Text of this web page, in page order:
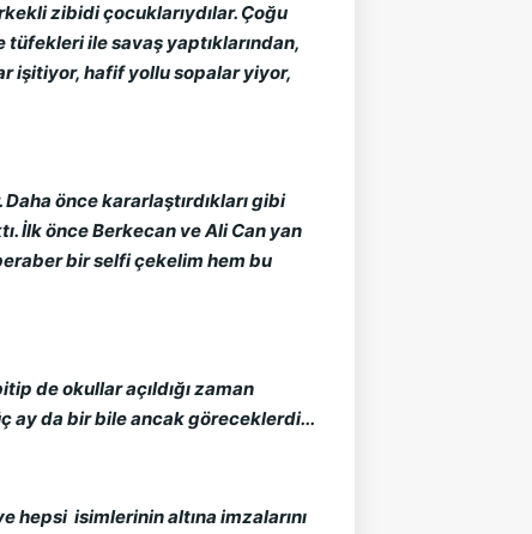
zibidi çocuklarıydılar. Çoğu
tüfekleri ile savaş yaptıklarından,
işitiyor, hafif yollu sopalar yiyor,
önce kararlaştırdıkları gibi
İlk önce Berkecan ve Ali Can yan
bir selfi çekelim hem bu
de okullar açıldığı zaman
ay da bir bile ancak göreceklerdi...
hepsi isimlerinin altına imzalarını